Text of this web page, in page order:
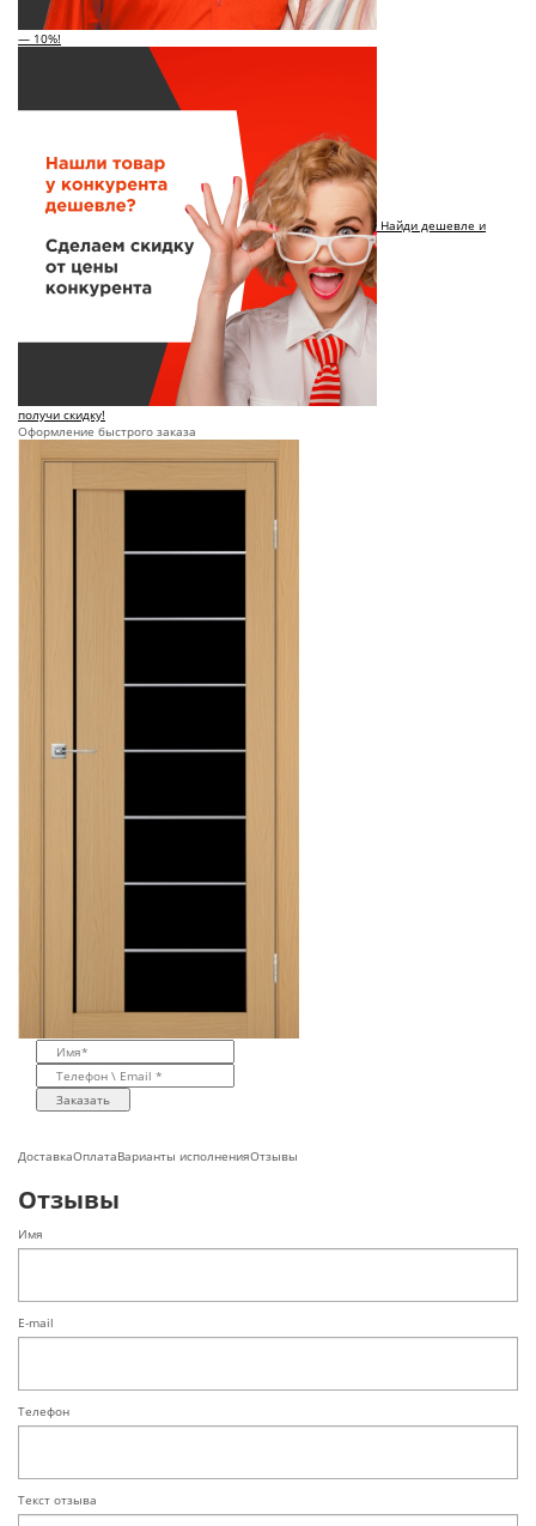
— 10%!
Найди дешевле и
получи скидку!
Оформление быстрого заказа
Заказать
ДоставкаОплатаВарианты исполненияОтзывы
Отзывы
Имя
E-mail
Телефон
Текст отзыва